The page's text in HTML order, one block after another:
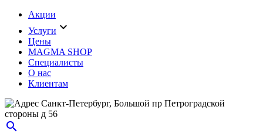
Акции
Услуги expand_more
Цены
MAGMA SHOP
Специалисты
О нас
Клиентам
Санкт-Петербург, Большой пр Петроградской
стороны д 56
search